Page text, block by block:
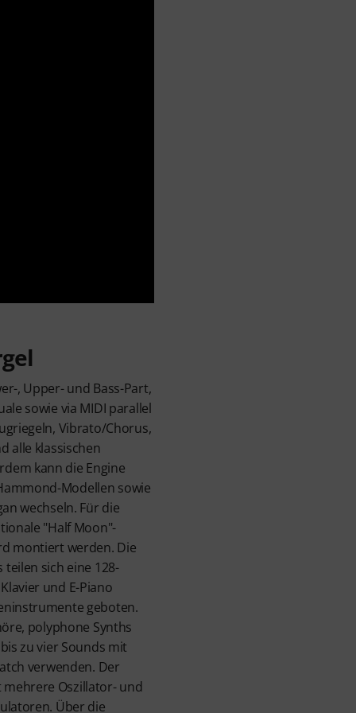
, Upper- und Bass-Part,
sowie via MIDI parallel
Vibrato/Chorus,
alle klassischen
kann die Engine
Modellen sowie
wechseln. Für die
"Half Moon"-
montiert werden. Die
teilen sich eine 128-
und E-Piano
geboten.
polyphone Synths
zu vier Sounds mit
verwenden. Der
Oszillator- und
Über die